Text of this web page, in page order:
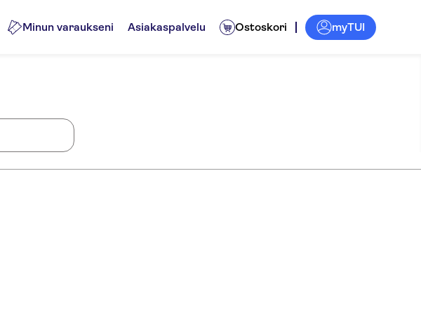
Minun varaukseni Asiakaspalvelu Ostoskori myTUI